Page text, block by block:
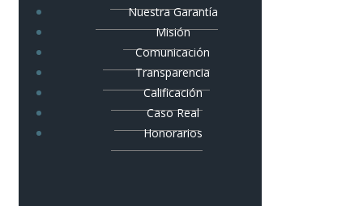
Nuestra Garantía
Misión
Comunicación
Transparencia
Calificación
Caso Real
Honorarios